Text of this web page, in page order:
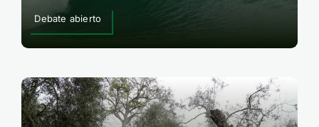
Debate abierto